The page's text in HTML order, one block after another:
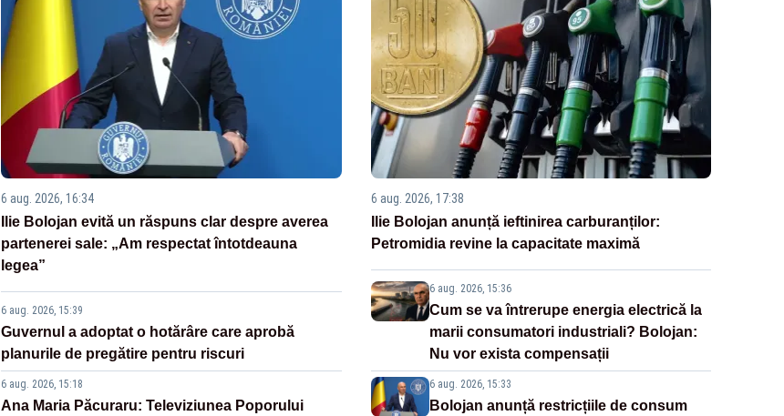
6 aug. 2026, 16:34
Ilie Bolojan evită un răspuns clar despre averea
partenerei sale: „Am respectat întotdeauna
legea”
6 aug. 2026, 15:39
Guvernul a adoptat o hotărâre care aprobă
planurile de pregătire pentru riscuri
6 aug. 2026, 15:18
Ana Maria Păcuraru: Televiziunea Poporului
6 aug. 2026, 17:38
Ilie Bolojan anunță ieftinirea carburanților:
Petromidia revine la capacitate maximă
6 aug. 2026, 15:36
Cum se va întrerupe energia electrică la
marii consumatori industriali? Bolojan:
Nu vor exista compensații
6 aug. 2026, 15:33
Bolojan anunță restricțiile de consum